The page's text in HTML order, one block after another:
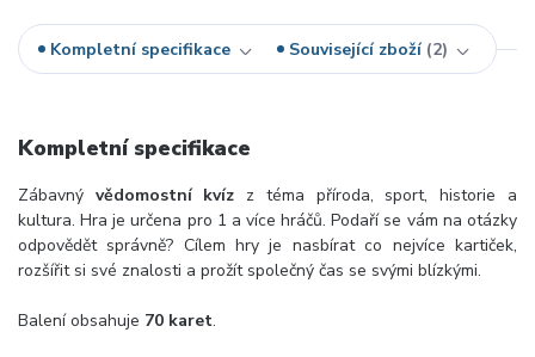
Kompletní specifikace Související zboží 2
Kompletní specifikace
Zábavný vědomostní kvíz z téma příroda, sport, historie a
kultura. Hra je určena pro 1 a více hráčů. Podaří se vám na otázky
odpovědět správně? Cílem hry je nasbírat co nejvíce kartiček,
rozšířit si své znalosti a prožít společný čas se svými blízkými.
Balení obsahuje 70 karet.